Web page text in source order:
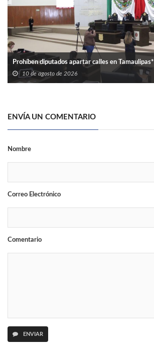
Prohíben diputados apartar calles en Tamaulipas*
10 de agosto de 2026
ENVÍA UN COMENTARIO
Nombre
Correo Electrónico
Comentario
ENVIAR